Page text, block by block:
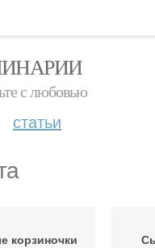
с любовью
статьи
корзиночки